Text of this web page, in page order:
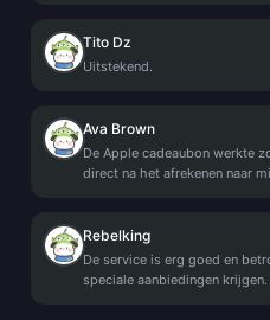
Tito Dz
Uitstekend.
Ava Brown
De Apple cadeaubon werkte
direct na het afrekenen naar
Rebelking
De service is erg goed en
speciale aanbiedingen krijgen.